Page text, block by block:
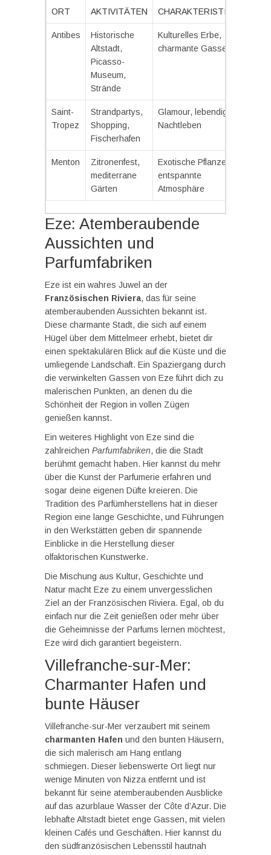
ORT AKTIVITÄTEN CHARAKTERISTIKA
Antibes
Historische
Altstadt,
Picasso-
Museum,
Strände
Kulturelles Erbe,
charmante Gassen
Saint-
Tropez
Strandpartys,
Shopping,
Fischerhafen
Glamour, lebendige
Nachtleben
Menton
Zitronenfest,
mediterrane
Gärten
Exotische Pflanzen,
entspannte
Atmosphäre
Eze: Atemberaubende
Aussichten und
Parfumfabriken
Eze ist ein wahres Juwel an der
Französischen Riviera, das für seine
atemberaubenden Aussichten bekannt ist.
Diese charmante Stadt, die sich auf einem
Hügel über dem Mittelmeer erhebt, bietet dir
einen spektakulären Blick auf die Küste und die
umliegende Landschaft. Ein Spaziergang durch
die verwinkelten Gassen von Eze führt dich zu
malerischen Punkten, an denen du die
Schönheit der Region in vollen Zügen
genießen kannst.
Ein weiteres Highlight von Eze sind die
zahlreichen Parfumfabriken, die die Stadt
berühmt gemacht haben. Hier kannst du mehr
über die Kunst der Parfumerie erfahren und
sogar deine eigenen Düfte kreieren. Die
Tradition des Parfümherstellens hat in dieser
Region eine lange Geschichte, und Führungen
in den Werkstätten geben dir spannende
Einblicke in die Herstellung dieser
olfaktorischen Kunstwerke.
Die Mischung aus Kultur, Geschichte und
Natur macht Eze zu einem unvergesslichen
Ziel an der Französischen Riviera. Egal, ob du
einfach nur die Zeit genießen oder mehr über
die Geheimnisse der Parfums lernen möchtest,
Eze wird dich garantiert begeistern.
Villefranche-sur-Mer:
Charmanter Hafen und
bunte Häuser
Villefranche-sur-Mer verzaubert mit seinem
charmanten Hafen und den bunten Häusern,
die sich malerisch am Hang entlang
schmiegen. Dieser liebenswerte Ort liegt nur
wenige Minuten von Nizza entfernt und ist
bekannt für seine atemberaubenden Ausblicke
auf das azurblaue Wasser der Côte d’Azur. Die
lebhafte Altstadt bietet enge Gassen, mit vielen
kleinen Cafés und Geschäften. Hier kannst du
den südfranzösischen Lebensstil hautnah